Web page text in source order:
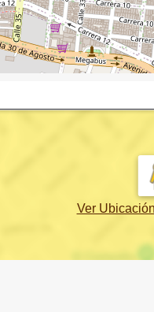
Ver Ubicación